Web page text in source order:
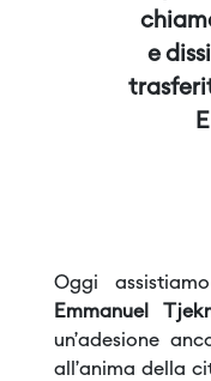
e
Oggi
Emmanuel
un’adesione
all’anima della